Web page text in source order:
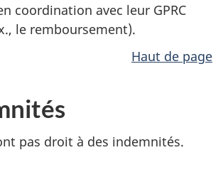
coordination avec leur GPRC
le remboursement).
Haut de page
pas droit à des indemnités.